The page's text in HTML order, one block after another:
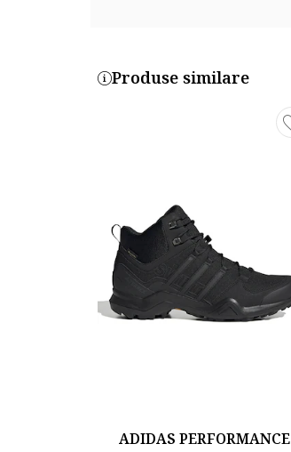
Produse similare
ADIDAS PERFORMANCE